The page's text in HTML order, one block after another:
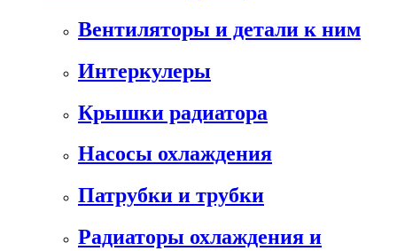
Вентиляторы и детали к ним
Интеркулеры
Крышки радиатора
Насосы охлаждения
Патрубки и трубки
Радиаторы охлаждения и